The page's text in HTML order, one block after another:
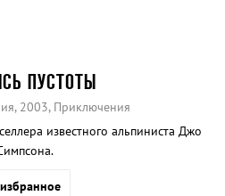
ПУСТОТЫ
2003, Приключения
известного альпиниста Джо